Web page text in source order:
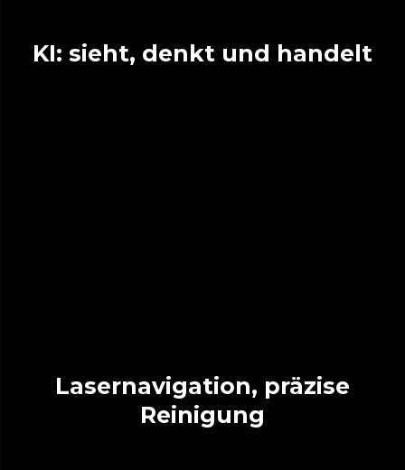
KI: sieht, denkt und handelt
Lasernavigation, präzise
Reinigung